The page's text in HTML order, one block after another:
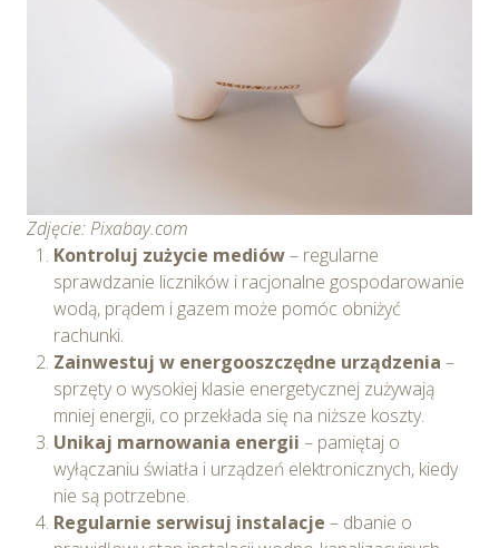
Zdjęcie: Pixabay.com
Kontroluj zużycie mediów– regularne
sprawdzanie liczników i racjonalne gospodarowanie
wodą, prądem i gazem może pomóc obniżyć
rachunki.
Zainwestuj w energooszczędne urządzenia –
sprzęty o wysokiej klasie energetycznej zużywają
mniej energii, co przekłada się na niższe koszty.
Unikaj marnowania energii – pamiętaj o
wyłączaniu światła i urządzeń elektronicznych, kiedy
nie są potrzebne.
Regularnie serwisuj instalacje – dbanie o